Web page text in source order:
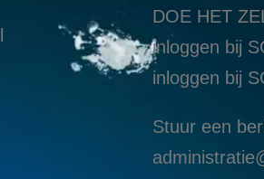
DOE HET
inloggen bij
inloggen bij
Stuur een